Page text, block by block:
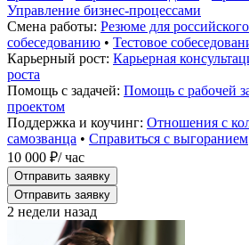
Управление бизнес-процессами
Смена работы: Резюме для
собеседованию • Тестовое
Карьерный рост: Карьерная
роста
Помощь с задачей: Помощь с рабочей
проектом
Поддержка и коучинг: Отношения с
самозванца • Справиться с выгоранием
10 000 ₽/ час
Отправить заявку
Отправить заявку
2 недели назад